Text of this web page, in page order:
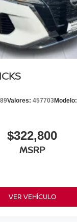
Valores: 457703Modelo:
$322,800
MSRP
VER VEHÍCULO